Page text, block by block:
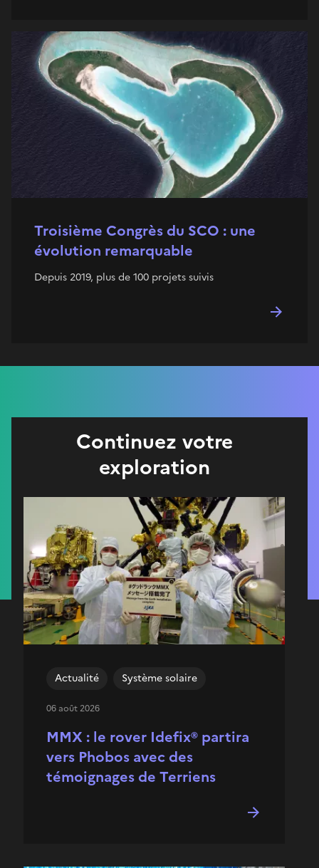
Troisième Congrès du SCO : une
évolution remarquable
Depuis 2019, plus de 100 projets suivis
Continuez votre
exploration
MMX : le rover Idefix® partira
vers Phobos avec des
témoignages de Terriens
Actualité Système solaire
06 août 2026